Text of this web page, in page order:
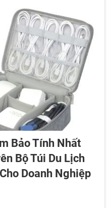
Bảo Tính Nhất
Bộ Túi Du Lịch
Doanh Nghiệp